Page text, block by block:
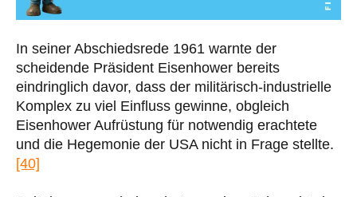
In seiner Abschiedsrede 1961 warnte der
scheidende Präsident Eisenhower bereits
eindringlich davor, dass der militärisch-industrielle
Komplex zu viel Einfluss gewinne, obgleich
Eisenhower Aufrüstung für notwendig erachtete
und die Hegemonie der USA nicht in Frage stellte.
[40]